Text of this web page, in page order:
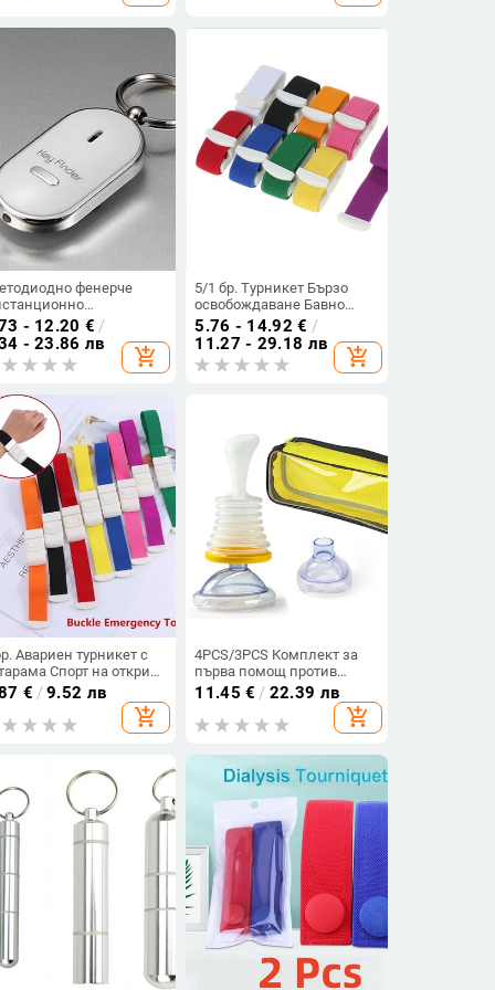
винтове Шпилки
Отварачка Везна Линийка
фенерче
на звука
ключ Търсене на
за автомобил
Ключодържател
Ключ Портфейл
любимци
- 12.20 € /
- 23.86 лв
add_shopping_cart
5/1 бр. Турникет Бързо
освобождаване Бавно
сестрински персонал
Авариен спортен турникет
Катарама Оцеляване на
открито Къмпинг
5.76 - 14.92 € /
11.27 - 29.18 лв
add_shopping_cart
Авариен турникет с
Спорт на открито
спешна помощ за
сестра за
помощ Обща
€ /9.52 лв
add_shopping_cart
4PCS/3PCS Комплект за
първа помощ против
задушаване, задушаване
Аварийно устройство за
използване на дихателни
тренажори Комбинирани
комплекти за задушаване
Portabl
11.45 € / 22.39 лв
add_shopping_cart